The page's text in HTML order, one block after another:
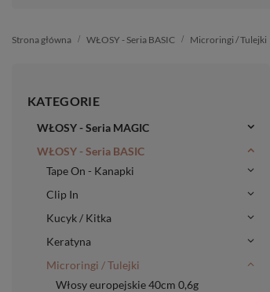
Strona główna WŁOSY - Seria BASIC Microringi / Tulejki
KATEGORIE
WŁOSY - Seria MAGIC
WŁOSY - Seria BASIC
Tape On - Kanapki
Clip In
Kucyk / Kitka
Keratyna
Microringi / Tulejki
Włosy europejskie 40cm 0,6g